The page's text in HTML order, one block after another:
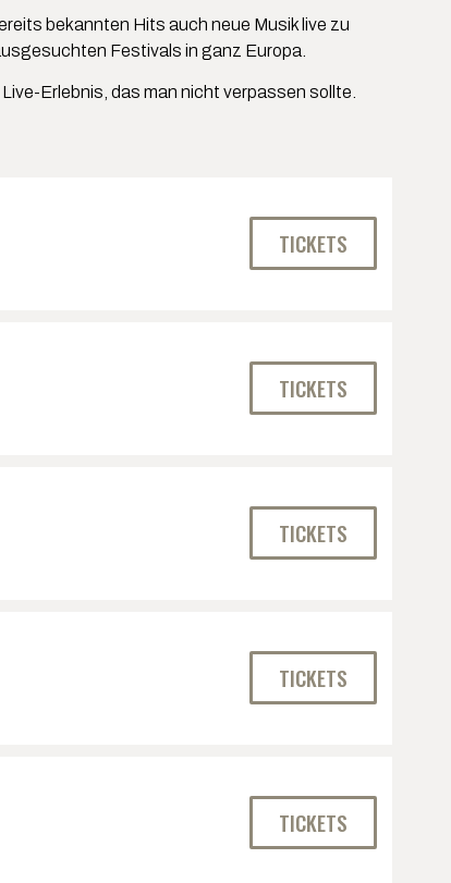
bekannten Hits auch neue Musik live zu
Festivals in ganz Europa.
Erlebnis, das man nicht verpassen sollte.
TICKETS
TICKETS
TICKETS
TICKETS
TICKETS